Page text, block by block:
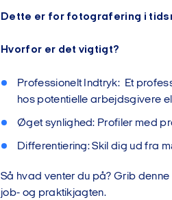
Dette er for fotografering i
Hvorfor er det vigtigt?
Professionelt Indtryk: Et
hos potentielle arbejdsgivere
Øget synlighed: Profiler med
Differentiering: Skil dig ud fra
Så hvad venter du på? Grib
job- og praktikjagten.